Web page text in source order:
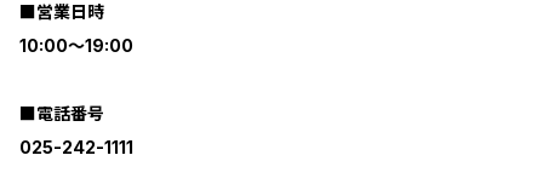
■営業日時
10:00～19:00
■電話番号
025-242-1111